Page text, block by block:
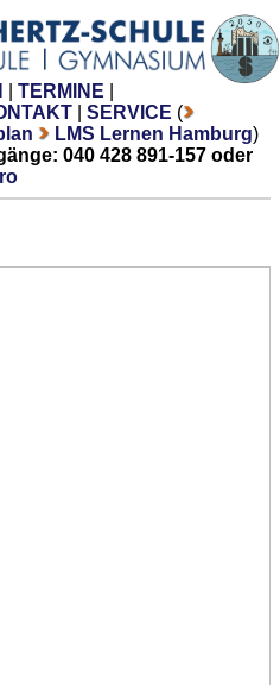
TERMINE
SERVICE (
LMS Lernen Hamburg)
040 428 891-157 oder